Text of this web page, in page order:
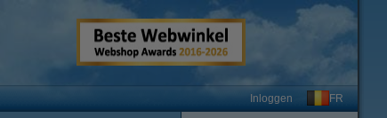
Inloggen FR